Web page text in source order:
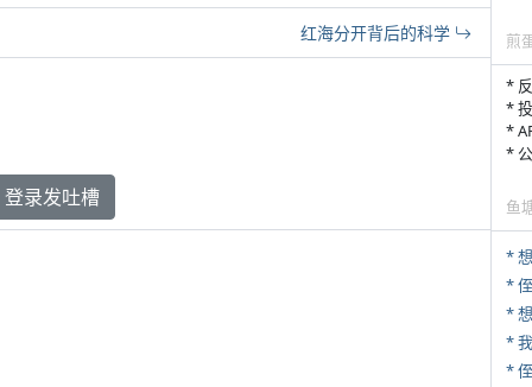
红海分开背后的科学
登录发吐槽
煎
*
*
*
*
鱼
*
*
*
*